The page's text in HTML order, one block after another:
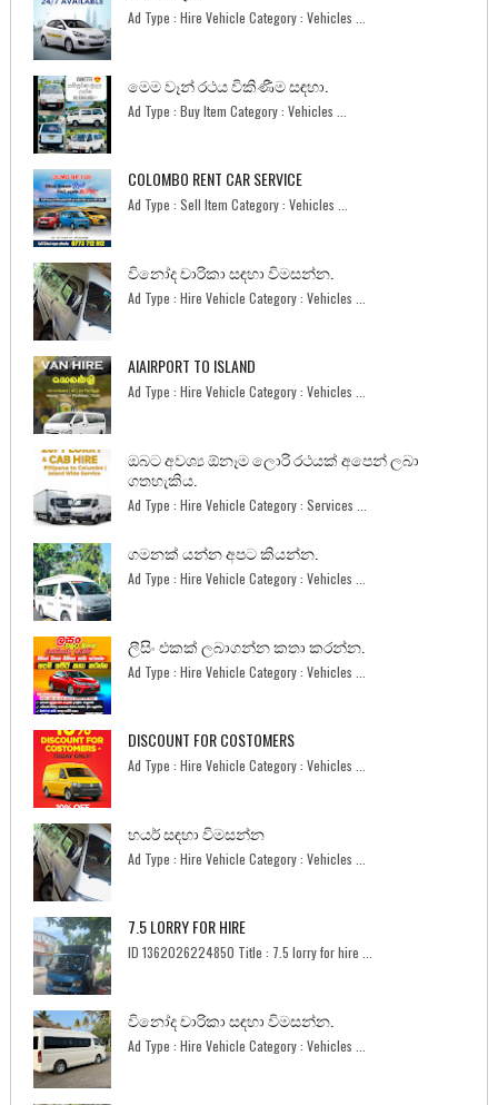
Ad Type : Hire Vehicle Category : Vehicles ...
මෙම වෑන් රථය විකිණීම සඳහා.
Ad Type : Buy Item Category : Vehicles ...
COLOMBO RENT CAR SERVICE
Ad Type : Sell Item Category : Vehicles ...
විනෝද චාරිකා සඳහා විමසන්න.
Ad Type : Hire Vehicle Category : Vehicles ...
AIAIRPORT TO ISLAND
Ad Type : Hire Vehicle Category : Vehicles ...
ඔබට අවශ්‍ය ඕනෑම ලොරි රථයක් අපෙන් ලබා
ගතහැකිය.
Ad Type : Hire Vehicle Category : Services ...
ගමනක් යන්න අපට කියන්න.
Ad Type : Hire Vehicle Category : Vehicles ...
ලීසිං එකක් ලබාගන්න කතා කරන්න.
Ad Type : Hire Vehicle Category : Vehicles ...
DISCOUNT FOR COSTOMERS
Ad Type : Hire Vehicle Category : Vehicles ...
හයර් සඳහා විමසන්න
Ad Type : Hire Vehicle Category : Vehicles ...
7.5 LORRY FOR HIRE
ID 1362026224850 Title : 7.5 lorry for hire ...
විනෝද චාරිකා සඳහා විමසන්න.
Ad Type : Hire Vehicle Category : Vehicles ...